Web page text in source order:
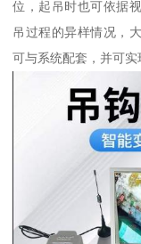
位，起吊时也可依据
吊过程的异样情况，
可与系统配套，并可实